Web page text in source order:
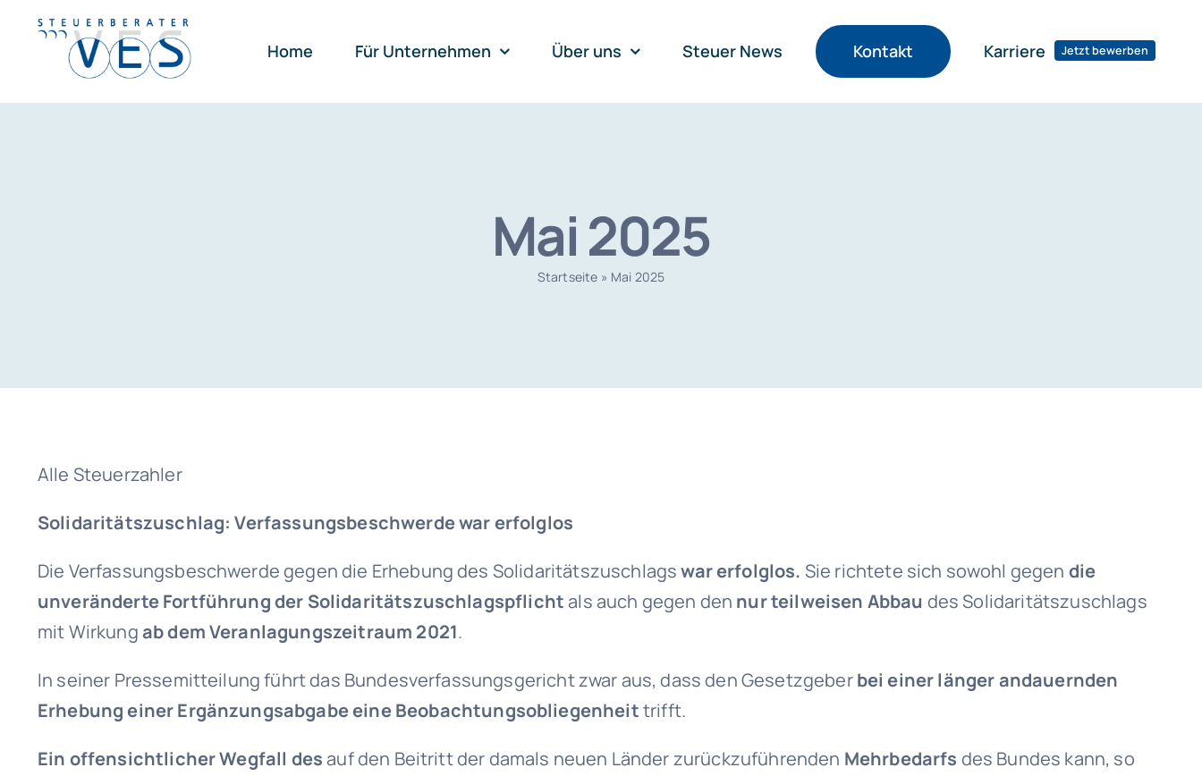
Inhalt
springen
Home Für Unternehmen Über uns Steuer News Kontakt Karriere Jetzt bewerben
Mai 2025
Startseite » Mai 2025
Alle Steuerzahler
Solidaritätszuschlag: Verfassungsbeschwerde war erfolglos
Die Verfassungsbeschwerde gegen die Erhebung des Solidaritätszuschlagswar erfolglos. Sie richtete sich sowohl gegen die
unveränderte Fortführung der Solidaritätszuschlagspflichtals auch gegen den nur teilweisen Abbau des Solidaritätszuschlags
mit Wirkungab dem Veranlagungszeitraum 2021.
In seiner Pressemitteilung führt das Bundesverfassungsgericht zwar aus, dass den Gesetzgeberbei einer länger andauernden
Erhebung einer Ergänzungsabgabeeine Beobachtungsobliegenheittrifft.
Ein offensichtlicher Wegfall desauf den Beitritt der damals neuen Länder zurückzuführenden Mehrbedarfs des Bundes kann, so